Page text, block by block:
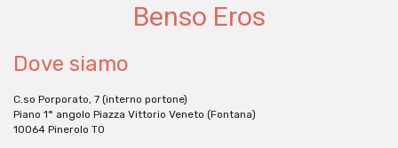
Benso Eros
Dove siamo
C.so Porporato, 7 (interno portone)
Piano 1° angolo Piazza Vittorio Veneto (Fontana)
10064 Pinerolo TO